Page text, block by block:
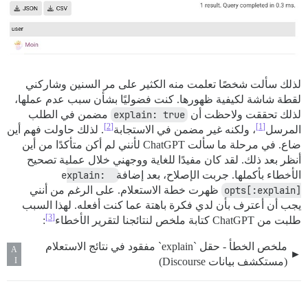
لذلك سألت شخصًا تعلمت منه الكثير على مر السنين وشاركني
لقطة شاشة لكيفية ظهورها. كنت فضوليًا بشأن سبب عدم عملها،
لذلك تحققت ولاحظت أن explain: true مضمن في الطلب
المرسل[1] ، ولكنه غير مضمن في الاستجابة[2]
. لذلك حاولت فهم أين
ضاع. في مرحلة ما سألت ChatGPT لأنني لم أكن متأكدًا من أين
أنظر بعد ذلك. لقد كان مفيدًا للغاية ووجهني خلال عملية تصحيح
الأخطاء بأكملها. جربت الإصلاح، بعد إضافة
explain:
opts[:explain] ظهرت خطة الاستعلام. على الرغم من أنني
يجب أن أعترف بأن لدي فكرة باهتة عما كنت أفعله. لهذا السبب
طلبت من ChatGPT كتابة ملخص لنتائجنا لتقرير الأخطاء
[3]
:
ملخص الخطأ - حقل `explain` مفقود في نتائج الاستعلام
(مستكشف بيانات Discourse)
A
I